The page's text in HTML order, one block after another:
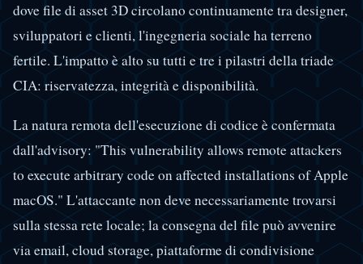
dove file di asset 3D circolano continuamente tra designer,
sviluppatori e clienti, l'ingegneria sociale ha terreno
fertile. L'impatto è alto su tutti e tre i pilastri della triade
CIA: riservatezza, integrità e disponibilità.
La natura remota dell'esecuzione di codice è confermata
dall'advisory: "This vulnerability allows remote attackers
to execute arbitrary code on affected installations of Apple
macOS." L'attaccante non deve necessariamente trovarsi
sulla stessa rete locale; la consegna del file può avvenire
via email, cloud storage, piattaforme di condivisione